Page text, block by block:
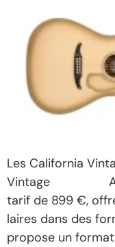
Les Cali­for­nia
Vintage
tarif de 899 €,
laires dans des
propose un